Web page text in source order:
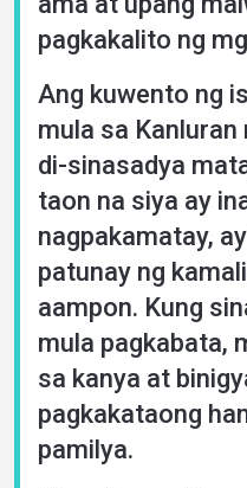
pagkakalito ng
Ang kuwento ng
mula sa Kanluran
di-sinasadya
taon na siya ay
nagpakamatay,
patunay ng
aampon. Kung
mula pagkabata,
sa kanya at
pagkakataong
pamilya.